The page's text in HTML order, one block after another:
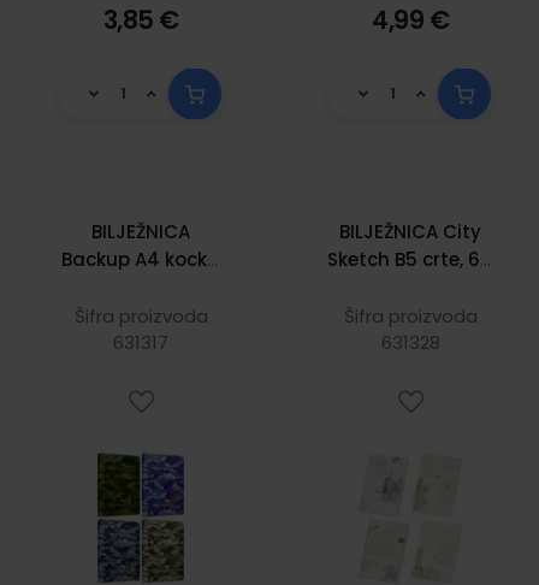
3,85 € 4,99 €
BILJEŽNICA
Backup A4 kocke,
listova, 80 gr
papir 5177
Šifra proizvoda
631317
BILJEŽNICA City
Sketch B5 crte, 64
150085
Šifra proizvoda
631328